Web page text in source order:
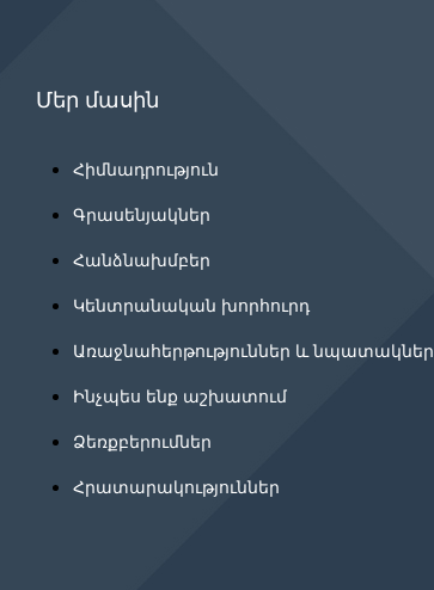
Մեր մասին
Հիմնադրություն
Գրասենյակներ
Հանձնախմբեր
Կենտրանական խորհուրդ
Առաջնահերթություններ և նպատակներ
Ինչպես ենք աշխատում
Ձեռքբերումներ
Հրատարակություններ